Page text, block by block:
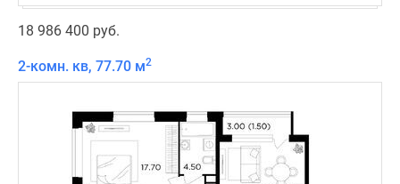
18 986 400 руб.
2-комн. кв, 77.70 м2